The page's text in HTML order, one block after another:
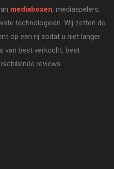
mediaboxen, mediaspelers,
technologieën. Wij zetten de
op een rij zodat u niet langer
van best verkocht, best
reviews.